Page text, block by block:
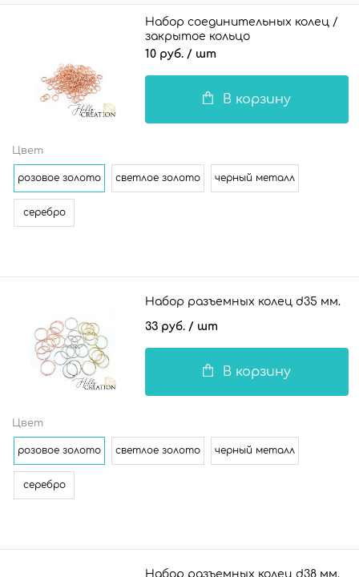
Набор соединительных колец /
закрытое кольцо
10 руб. / шт
В корзину
Цвет
розовое золото светлое золото черный металл
серебро
Набор разъемных колец d35 мм.
33 руб. / шт
В корзину
Цвет
розовое золото светлое золото черный металл
серебро
Набор разъемных колец d38 мм.